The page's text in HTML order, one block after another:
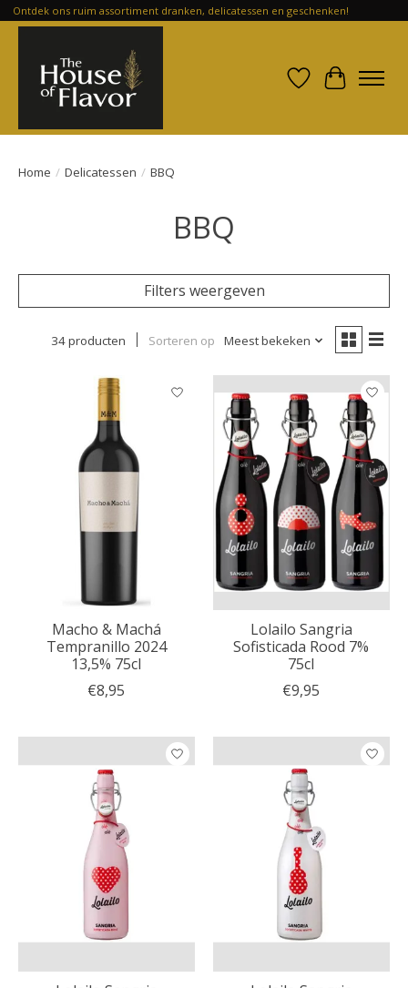
Ontdek ons ruim assortiment dranken, delicatessen en geschenken!
Verlanglijst
Home / Delicatessen / BBQ
BBQ
Filters weergeven
34 producten Sorteren op Meest bekeken
Macho & Machá
Tempranillo 2024
13,5% 75cl
€8,95
Lolailo Sangria
Sofisticada Rood 7%
75cl
€9,95